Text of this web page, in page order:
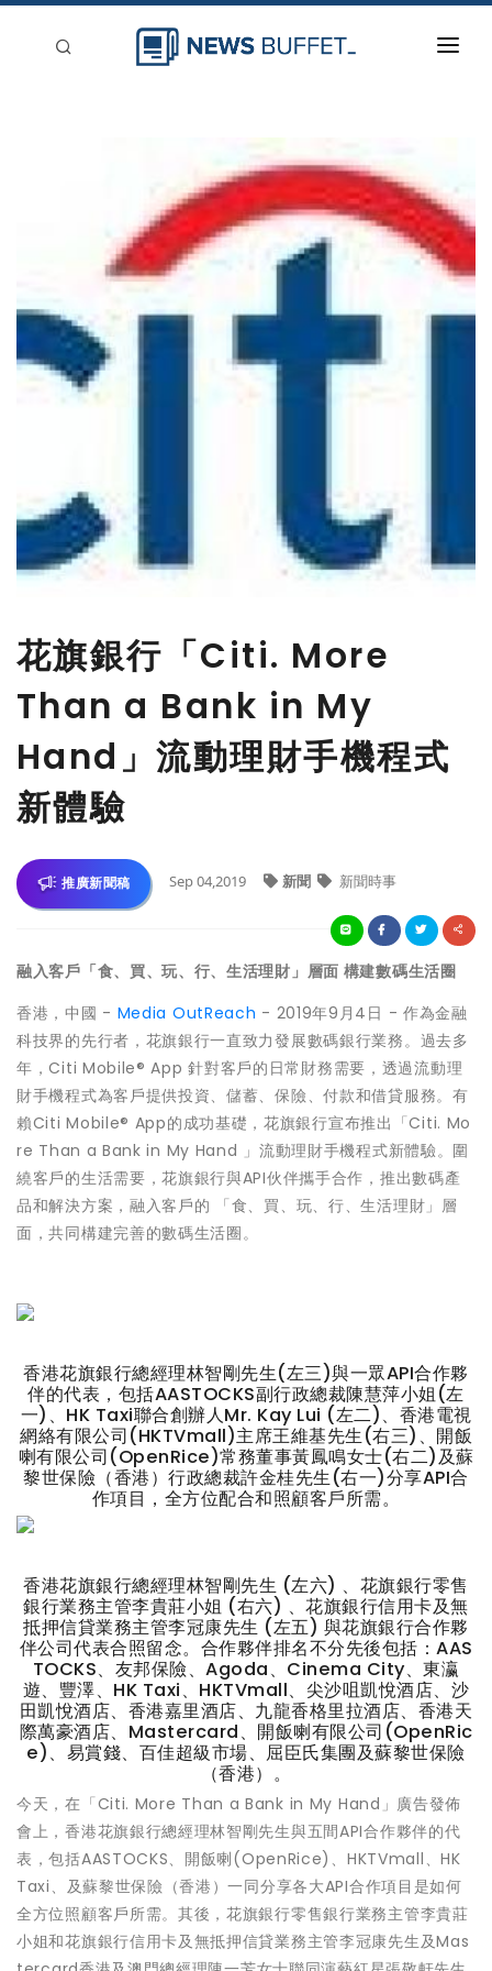
花旗銀行「Citi. More
Than a Bank in My
Hand」流動理財手機程式
新體驗
推廣新聞稿 Sep 04,2019 新聞 新聞時事
融入客戶「食、買、玩、行、生活理財」層面 構建數碼生活圈
香港，中國 - Media OutReach - 2019年9月4日 - 作為金融
科技界的先行者，花旗銀行一直致力發展數碼銀行業務。過去多
年，Citi Mobile® App 針對客戶的日常財務需要，透過流動理
財手機程式為客戶提供投資、儲蓄、保險、付款和借貸服務。有
賴Citi Mobile® App的成功基礎，花旗銀行宣布推出「Citi. Mo
re Than a Bank in My Hand 」流動理財手機程式新體驗。圍
繞客戶的生活需要，花旗銀行與API伙伴攜手合作，推出數碼產
品和解決方案，融入客戶的 「食、買、玩、行、生活理財」層
面，共同構建完善的數碼生活圈。
香港花旗銀行總經理林智剛先生(左三)與一眾API合作夥
伴的代表，包括AASTOCKS副行政總裁陳慧萍小姐(左
一)、HK Taxi聯合創辦人Mr. Kay Lui (左二)、香港電視
網絡有限公司(HKTVmall)主席王維基先生(右三)、開飯
喇有限公司(OpenRice)常務董事黃鳳鳴女士(右二)及蘇
黎世保險（香港）行政總裁許金桂先生(右一)分享API合
作項目，全方位配合和照顧客戶所需。
香港花旗銀行總經理林智剛先生 (左六) 、花旗銀行零售
銀行業務主管李貴莊小姐 (右六) 、花旗銀行信用卡及無
抵押信貸業務主管李冠康先生 (左五) 與花旗銀行合作夥
伴公司代表合照留念。合作夥伴排名不分先後包括：AAS
TOCKS、友邦保險、Agoda、Cinema City、東瀛
遊、豐澤、HK Taxi、HKTVmall、尖沙咀凱悅酒店、沙
田凱悅酒店、香港嘉里酒店、九龍香格里拉酒店、香港天
際萬豪酒店、Mastercard、開飯喇有限公司(OpenRic
e)、易賞錢、百佳超級市場、屈臣氏集團及蘇黎世保險
（香港）。
今天，在「Citi. More Than a Bank in My Hand」廣告發佈
會上，香港花旗銀行總經理林智剛先生與五間API合作夥伴的代
表，包括AASTOCKS、開飯喇(OpenRice)、HKTVmall、HK
Taxi、及蘇黎世保險（香港）一同分享各大API合作項目是如何
全方位照顧客戶所需。其後，花旗銀行零售銀行業務主管李貴莊
小姐和花旗銀行信用卡及無抵押信貸業務主管李冠康先生及Mas